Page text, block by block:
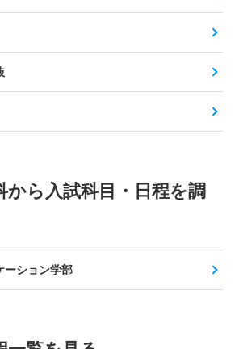
から入試科目・日程を調
ーション学部